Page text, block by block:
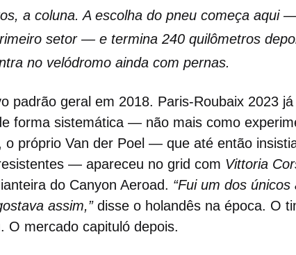
a coluna. A escolha do pneu começa aqui
setor — e termina 240 quilômetros
no velódromo ainda com pernas.
padrão geral em 2018. Paris-Roubaix 2023
forma sistemática — não mais como
o próprio Van der Poel — que até então
— apareceu no grid com Vittoria
do Canyon Aeroad. “Fui um dos
assim,”disse o holandês na época. O
O mercado capituló depois.